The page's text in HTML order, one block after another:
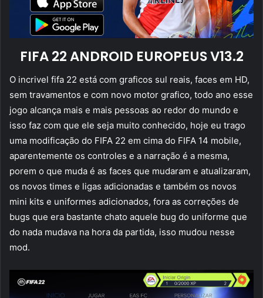
FIFA 22 ANDROID EUROPEUS V13.2
O incrivel fifa 22 está com graficos sul reais, faces em HD,
sem travamentos e com novo motor grafico, todo ano esse
jogo alcança mais e mais pessoas ao redor do mundo e
isso faz com que ele seja muito conhecido, hoje eu trago
uma modificação do FIFA 22 em cima do FIFA 14 mobile,
aparentemente os controles e a narração é a mesma,
porem o que muda é as faces que mudaram e atualizaram,
os novos times e ligas adicionadas e também os novos
mini kits e uniformes adicionados, fora as correções de
bugs que era bastante chato aquele bug do uniforme que
do nada mudava na hora da partida, isso mudou nesse
mod.